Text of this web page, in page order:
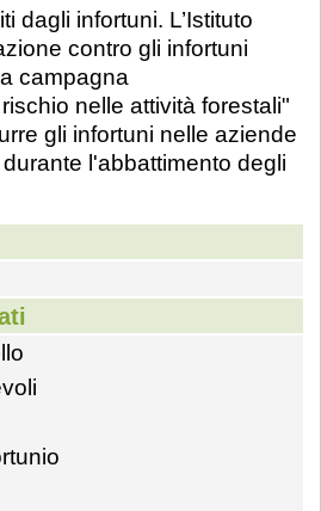
dagli infortuni. L’Istituto
contro gli infortuni
campagna
nelle attività forestali"
gli infortuni nelle aziende
l'abbattimento degli